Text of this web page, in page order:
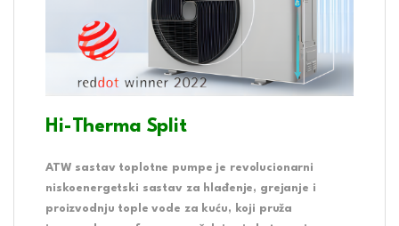
Hi-Therma Split
ATW sastav toplotne pumpe je revolucionarni
niskoenergetski sastav za hlađenje, grejanje i
proizvodnju tople vode za kuću, koji pruža